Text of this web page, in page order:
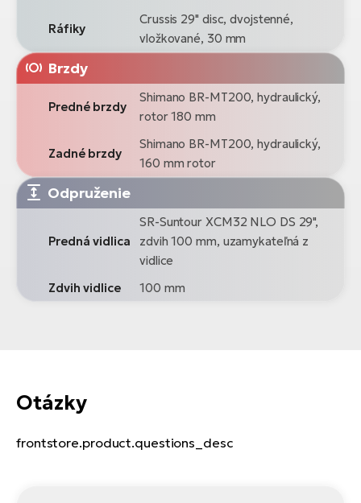
Ráfiky
Crussis 29" disc, dvojstenné,
vložkované, 30 mm
Brzdy
Predné brzdy
Shimano BR-MT200, hydraulický,
rotor 180 mm
Zadné brzdy
Shimano BR-MT200, hydraulický,
160 mm rotor
Odpruženie
Predná vidlica
SR-Suntour XCM32 NLO DS 29",
zdvih 100 mm, uzamykateľná z
vidlice
Zdvih vidlice
100 mm
Otázky
frontstore.product.questions_desc